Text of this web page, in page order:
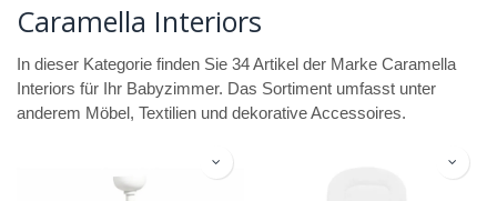
Caramella Interiors
In dieser Kategorie finden Sie 34 Artikel der Marke Caramella
Interiors für Ihr Babyzimmer. Das Sortiment umfasst unter
anderem Möbel, Textilien und dekorative Accessoires.